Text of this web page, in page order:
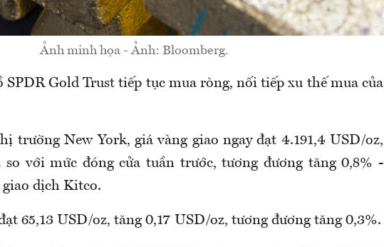
Ảnh minh họa - Ảnh: Bloomberg.
SPDR Gold Trust tiếp tục mua ròng, nối tiếp xu thế mua của
trường New York, giá vàng giao ngay đạt 4.191,4 USD/oz,
so với mức đóng cửa tuần trước, tương đương tăng 0,8% -
dịch Kitco.
65,13 USD/oz, tăng 0,17 USD/oz, tương đương tăng 0,3%.